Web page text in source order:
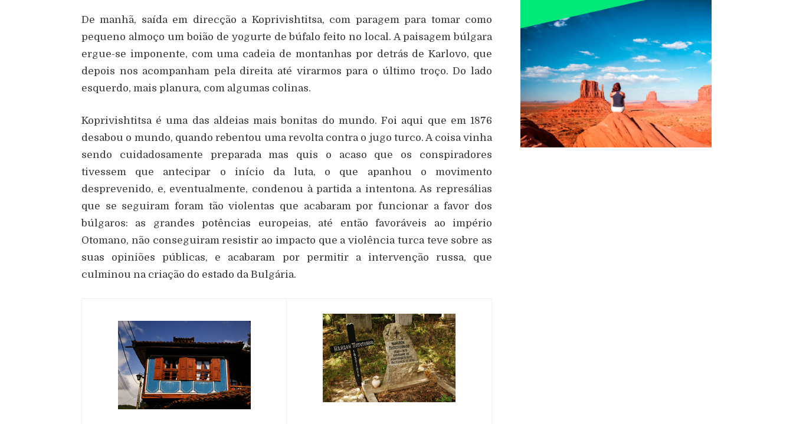
De manhã, saída em direcção a Koprivishtitsa, com paragem para tomar como
pequeno almoço um boião de yogurte de búfalo feito no local. A paisagem búlgara
ergue-se imponente, com uma cadeia de montanhas por detrás de Karlovo, que
depois nos acompanham pela direita até virarmos para o último troço. Do lado
esquerdo, mais planura, com algumas colinas.
Koprivishtitsa é uma das aldeias mais bonitas do mundo. Foi aqui que em 1876
desabou o mundo, quando rebentou uma revolta contra o jugo turco. A coisa vinha
sendo cuidadosamente preparada mas quis o acaso que os conspiradores
tivessem que antecipar o início da luta, o que apanhou o movimento
desprevenido, e, eventualmente, condenou à partida a intentona. As represálias
que se seguiram foram tão violentas que acabaram por funcionar a favor dos
búlgaros: as grandes potências europeias, até então favoráveis ao império
Otomano, não conseguiram resistir ao impacto que a violência turca teve sobre as
suas opiniões públicas, e acabaram por permitir a intervenção russa, que
culminou na criação do estado da Bulgária.